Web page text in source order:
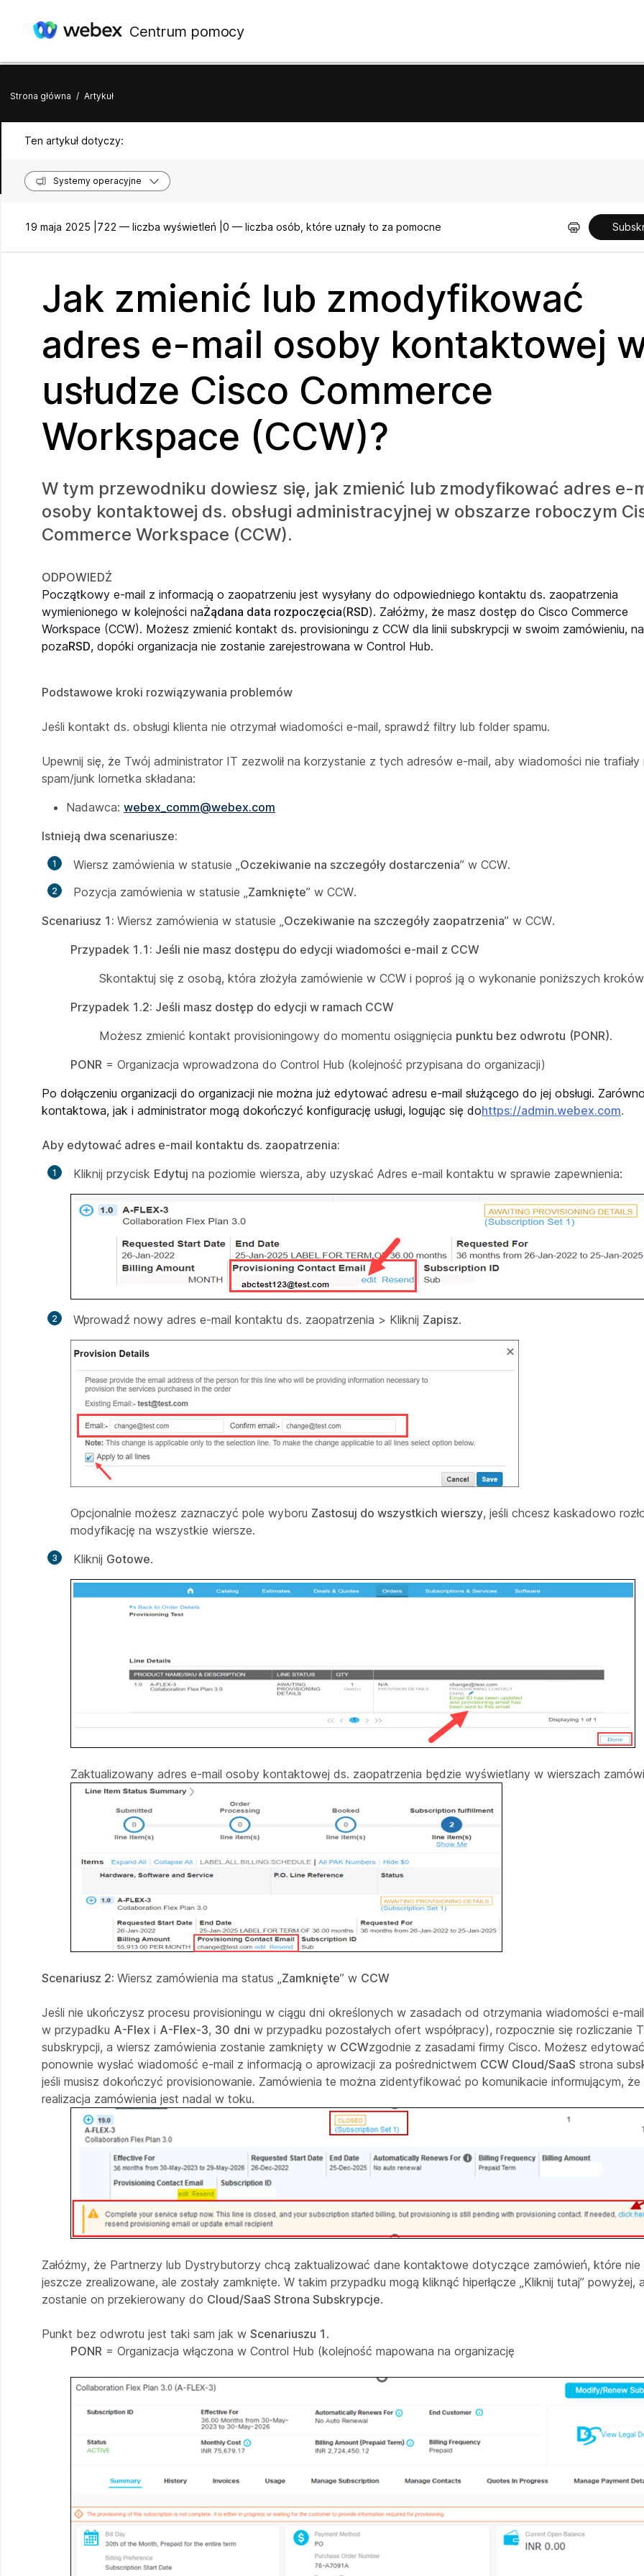
Centrum pomocy
Strona główna / Artykuł
Ten artykuł dotyczy:
Systemy operacyjne
19 maja 2025 | 722 — liczba wyświetleń | 0 — liczba osób, które uznały to za pomocne
Jak zmienić lub zmodyfikować
adres e-mail osoby kontaktowej
usłudze Cisco Commerce
Workspace (CCW)?
W tym przewodniku dowiesz się, jak zmienić lub zmodyfikować adres e-
osoby kontaktowej ds. obsługi administracyjnej w obszarze roboczym
Commerce Workspace (CCW).
ODPOWIEDŹ
Początkowy e-mail z informacją o zaopatrzeniu jest wysyłany do odpowiedniego kontaktu ds. zaopatrzenia
wymienionego w kolejności naŻądana data rozpoczęcia(RSD). Załóżmy, że masz dostęp do Cisco Commerce
Workspace (CCW). Możesz zmienić kontakt ds. provisioningu z CCW dla linii subskrypcji w swoim zamówieniu,
pozaRSD, dopóki organizacja nie zostanie zarejestrowana w Control Hub.
Podstawowe kroki rozwiązywania problemów
Jeśli kontakt ds. obsługi klienta nie otrzymał wiadomości e-mail, sprawdź filtry lub folder spamu.
Upewnij się, że Twój administrator IT zezwolił na korzystanie z tych adresów e-mail, aby wiadomości nie trafiały
spam/junk lornetka składana:
Nadawca: webex_comm@webex.com
Istnieją dwa scenariusze:
Wiersz zamówienia w statusie „Oczekiwanie na szczegóły dostarczenia” w CCW.
Pozycja zamówienia w statusie „Zamknięte” w CCW.
Scenariusz 1: Wiersz zamówienia w statusie „Oczekiwanie na szczegóły zaopatrzenia” w CCW.
Przypadek 1.1: Jeśli nie masz dostępu do edycji wiadomości e-mail z CCW
Skontaktuj się z osobą, która złożyła zamówienie w CCW i poproś ją o wykonanie poniższych
Przypadek 1.2: Jeśli masz dostęp do edycji w ramach CCW
Możesz zmienić kontakt provisioningowy do momentu osiągnięcia punktu bez odwrotu (PONR).
PONR = Organizacja wprowadzona do Control Hub (kolejność przypisana do organizacji)
Po dołączeniu organizacji do organizacji nie można już edytować adresu e-mail służącego do jej obsługi.
kontaktowa, jak i administrator mogą dokończyć konfigurację usługi, logując się dohttps://admin.webex.com.
Aby edytować adres e-mail kontaktu ds. zaopatrzenia:
Kliknij przycisk Edytuj na poziomie wiersza, aby uzyskać Adres e-mail kontaktu w sprawie zapewnienia:
Wprowadź nowy adres e-mail kontaktu ds. zaopatrzenia > Kliknij Zapisz.
Opcjonalnie możesz zaznaczyć pole wyboru Zastosuj do wszystkich wierszy, jeśli chcesz kaskadowo
modyfikację na wszystkie wiersze.
Kliknij Gotowe.
Zaktualizowany adres e-mail osoby kontaktowej ds. zaopatrzenia będzie wyświetlany w wierszach
Scenariusz 2: Wiersz zamówienia ma status „Zamknięte” w CCW
Jeśli nie ukończysz procesu provisioningu w ciągu dni określonych w zasadach od otrzymania wiadomości e-
w przypadku A-Flex i A-Flex-3, 30 dni w przypadku pozostałych ofert współpracy), rozpocznie się rozliczanie
subskrypcji, a wiersz zamówienia zostanie zamknięty w CCWzgodnie z zasadami firmy Cisco. Możesz
ponownie wysłać wiadomość e-mail z informacją o aprowizacji za pośrednictwem CCW Cloud/SaaS strona
jeśli musisz dokończyć provisionowanie. Zamówienia te można zidentyfikować po komunikacie informującym, że
realizacja zamówienia jest nadal w toku.
Załóżmy, że Partnerzy lub Dystrybutorzy chcą zaktualizować dane kontaktowe dotyczące zamówień, które nie
jeszcze zrealizowane, ale zostały zamknięte. W takim przypadku mogą kliknąć hiperłącze „Kliknij tutaj” powyżej,
zostanie on przekierowany do Cloud/SaaS Strona Subskrypcje.
Punkt bez odwrotu jest taki sam jak w Scenariuszu 1 .
PONR = Organizacja włączona w Control Hub (kolejność mapowana na organizację